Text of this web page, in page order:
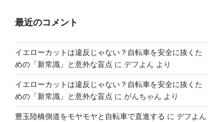
最近のコメント
イエローカットは違反じゃない？自転車を安全に抜くた
めの「新常識」と意外な盲点 に デフよん より
イエローカットは違反じゃない？自転車を安全に抜くた
めの「新常識」と意外な盲点 に がんちゃん より
豊玉陸橋側道をモヤモヤと自転車で直進する に デフよん